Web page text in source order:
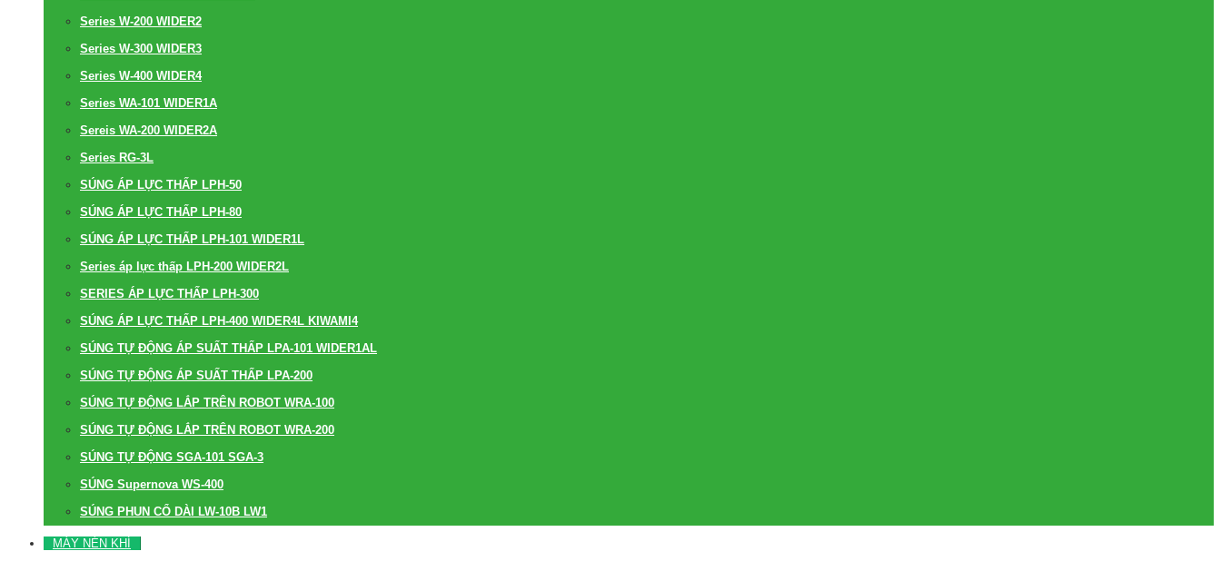
Series W-200 WIDER2
Series W-300 WIDER3
Series W-400 WIDER4
Series WA-101 WIDER1A
Sereis WA-200 WIDER2A
Series RG-3L
SÚNG ÁP LỰC THẤP LPH-50
SÚNG ÁP LỰC THẤP LPH-80
SÚNG ÁP LỰC THẤP LPH-101 WIDER1L
Series áp lực thấp LPH-200 WIDER2L
SERIES ÁP LỰC THẤP LPH-300
SÚNG ÁP LỰC THẤP LPH-400 WIDER4L KIWAMI4
SÚNG TỰ ĐỘNG ÁP SUẤT THẤP LPA-101 WIDER1AL
SÚNG TỰ ĐỘNG ÁP SUẤT THẤP LPA-200
SÚNG TỰ ĐỘNG LẮP TRÊN ROBOT WRA-100
SÚNG TỰ ĐỘNG LẮP TRÊN ROBOT WRA-200
SÚNG TỰ ĐỘNG SGA-101 SGA-3
SÚNG Supernova WS-400
SÚNG PHUN CỔ DÀI LW-10B LW1
MÁY NÉN KHÍ